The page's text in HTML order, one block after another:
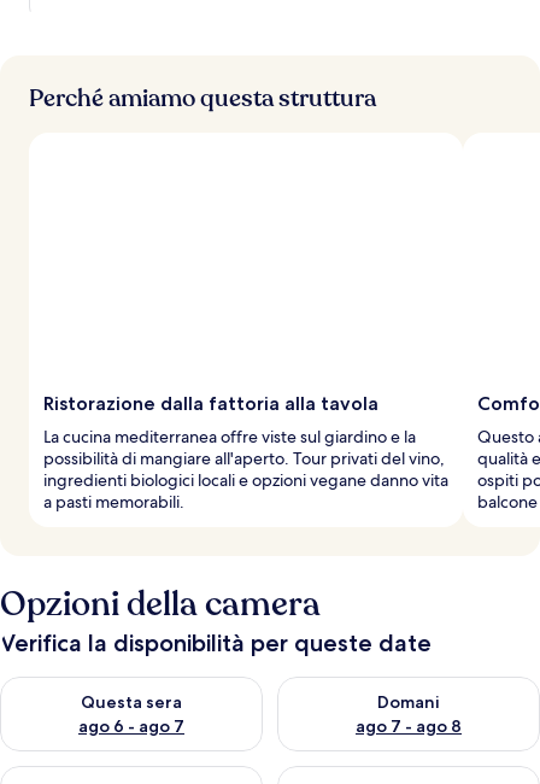
Perché amiamo questa struttura
Ristorazione dalla fattoria alla tavola
La cucina mediterranea offre viste sul giardino e la
possibilità di mangiare all'aperto. Tour privati del vino,
ingredienti biologici locali e opzioni vegane danno vita
a pasti memorabili.
Questo
qualità
ospiti
Opzioni della camera
Verifica la disponibilità per queste date
Questa sera
ago 6 - ago 7
Verifica la disponibilità per questa sera, ago 6 - ago 7
Domani
ago 7 - ago 8
Verifica la disponibilità per
Verifica la disponibilità per questo fine settimana, ago 7 - ago
Verifica la disponibilità per il